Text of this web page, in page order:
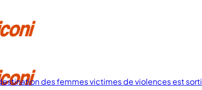
des femmes victimes de violences est sorti